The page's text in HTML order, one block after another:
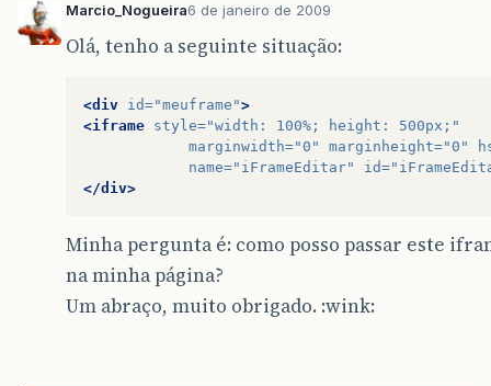
Marcio_Nogueira6 de janeiro de 2009
Olá, tenho a seguinte situação:
<div id="meuframe">
<iframe style="width: 100%; height: 500px;"
marginwidth="0" marginheight="0"
name="iFrameEditar" id=
</div>
Minha pergunta é: como posso passar este
na minha página?
Um abraço, muito obrigado. :wink: